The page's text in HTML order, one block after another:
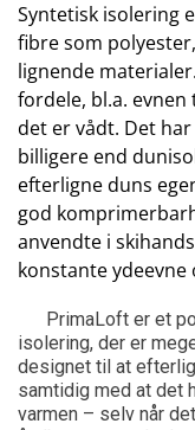
Syntetisk isolering
fibre som
lignende
fordele, bl.a.
det er vådt. Det
billigere end
efterligne duns
god
anvendte i
konstante
PrimaLoft er et
isolering, der er
designet til at
samtidig med at det
varmen – selv når